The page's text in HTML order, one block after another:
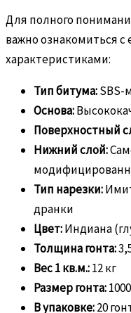
Для полного
важно ознакомиться с
характеристиками:
Тип битума:
Основа:
Поверхностный
Нижний слой:
Тип нарезки:
дранки
Цвет:Индиана
Толщина гонта:
Вес 1 кв.м.:12 кг
Размер гонта:
В упаковке:20